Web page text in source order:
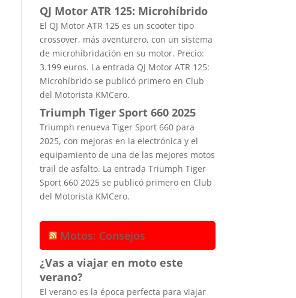
QJ Motor ATR 125: Microhíbrido
El QJ Motor ATR 125 es un scooter tipo
crossover, más aventurero, con un sistema
de microhibridación en su motor. Precio:
3.199 euros. La entrada QJ Motor ATR 125:
Microhíbrido se publicó primero en Club
del Motorista KMCero.
Triumph Tiger Sport 660 2025
Triumph renueva Tiger Sport 660 para
2025, con mejoras en la electrónica y el
equipamiento de una de las mejores motos
trail de asfalto. La entrada Triumph Tiger
Sport 660 2025 se publicó primero en Club
del Motorista KMCero.
Motos: Consejos
¿Vas a viajar en moto este
verano?
El verano es la época perfecta para viajar